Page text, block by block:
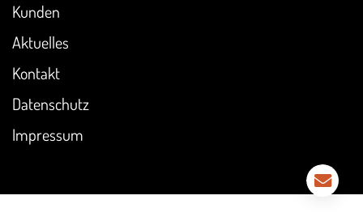
Kunden
Aktuelles
Kontakt
Datenschutz
Impressum